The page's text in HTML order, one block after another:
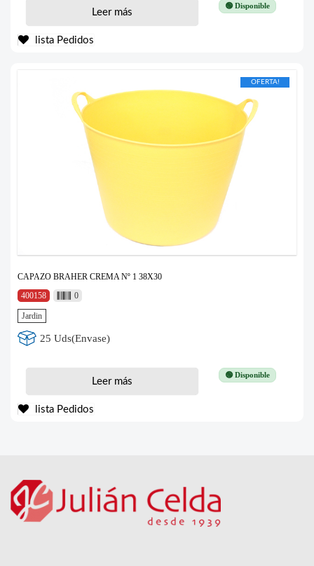
🟢 Disponible
Leer más
lista Pedidos
OFERTA!
CAPAZO BRAHER CREMA Nº 1 38X30
400158
0
Jardin
25 Uds(Envase)
🟢 Disponible
Leer más
lista Pedidos